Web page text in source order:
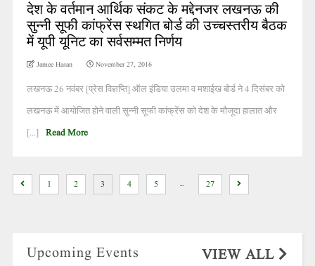
देश के वर्तमान आर्थिक संकट के मद्देनजर लखनऊ की
सुन्नी सूफी कांफ्रेंस स्थगित बोर्ड की उच्चस्तरीय बैठक
में यूपी यूनिट का सर्वसम्मत निर्णय
Jamee Hasan November 27, 2016
लखनऊ 26 नवंबर [प्रेस विज्ञप्ति] ऑल इंडिया उलमा व मशाईख बोर्ड ने 4 दिसंबर को
लखनऊ में आयोजित होने वाली सुन्नी सूफी कांफ्रेंस को देश के मौजूदा हालात और
[...] Read More
1 2 3 4 5 … 27
Upcoming Events VIEW ALL